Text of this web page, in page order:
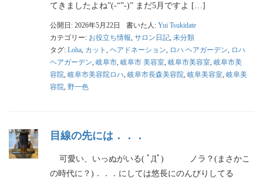
てきましたよね”(-“”-)” まだ5月ですよ […]
公開日: 2026年5月22日 書いた人: Yui Tsukidate
カテゴリー: お役立ち情報, サロン日記, 未分類
タグ: Loha, カット , ヘアドネーション, ロハ ヘアガーデン, ロハ
ヘアガーデン, 岐阜市, 岐阜市 美容室, 岐阜市美容室, 岐阜市美
容院, 岐阜市美容院ロハ, 岐阜市長森美容院, 岐阜美容室, 岐阜美
容院, 野一色
目線の先には．．．
可愛い、いっぬがいる( ﾟДﾟ) ノラ？(まさかこ
の時代に？)．．．にしては悠長にのんびりしてる